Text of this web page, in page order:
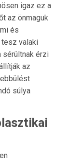
igaz ez a
az önmaguk
és
valaki
sérültnak érzi
az
súlya